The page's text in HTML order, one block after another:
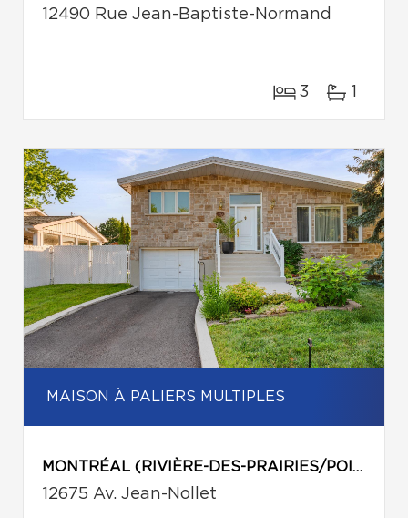
12490 Rue Jean-Baptiste-Normand
3 1
MAISON À PALIERS MULTIPLES
MONTRÉAL (RIVIÈRE-DES-PRAIRIES/POINTE-AUX-TREMBLES)
12675 Av. Jean-Nollet